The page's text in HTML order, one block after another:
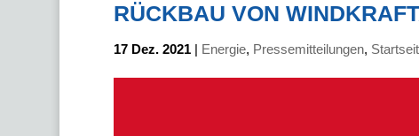
RÜCKBAU VON
17 Dez. 2021| Energie, Pressemitteilungen,